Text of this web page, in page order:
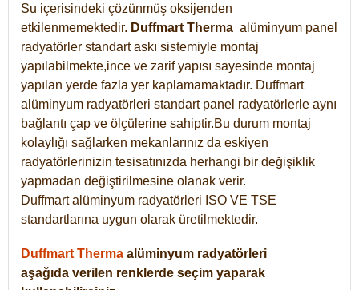
Su içerisindeki çözünmüş oksijenden
etkilenmemektedir. Duffmart Therma alüminyum panel
radyatörler standart askı sistemiyle montaj
yapılabilmekte,ince ve zarif yapısı sayesinde montaj
yapılan yerde fazla yer kaplamamaktadır. Duffmart
alüminyum radyatörleri standart panel radyatörlerle aynı
bağlantı çap ve ölçülerine sahiptir.Bu durum montaj
kolaylığı sağlarken mekanlarınız da eskiyen
radyatörlerinizin tesisatınızda herhangi bir değişiklik
yapmadan değiştirilmesine olanak verir.
Duffmart alüminyum radyatörleri ISO VE TSE
standartlarına uygun olarak üretilmektedir.
Duffmart Therma alüminyum radyatörleri
aşağıda verilen renklerde seçim yaparak